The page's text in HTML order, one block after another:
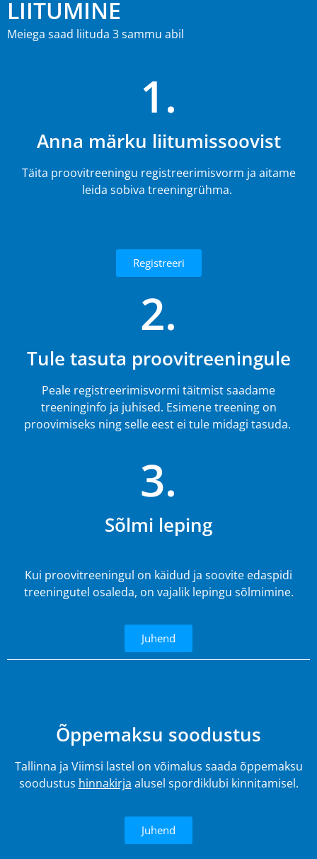
LIITUMINE
Meiega saad liituda 3 sammu abil
1.
Anna märku liitumissoovist
Täita proovitreeningu registreerimisvorm ja aitame
leida sobiva treeningrühma.
Registreeri
2.
Tule tasuta proovitreeningule
Peale registreerimisvormi täitmist saadame
treeninginfo ja juhised. Esimene treening on
proovimiseks ning selle eest ei tule midagi tasuda.
3.
Sõlmi leping
Kui proovitreeningul on käidud ja soovite edaspidi
treeningutel osaleda, on vajalik lepingu sõlmimine.
Juhend
Õppemaksu soodustus
Tallinna ja Viimsi lastel on võimalus saada õppemaksu
soodustus hinnakirja alusel spordiklubi kinnitamisel.
Juhend